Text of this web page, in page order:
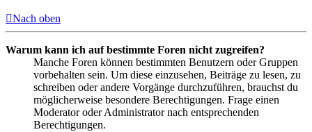
Nach oben
Warum kann ich auf bestimmte Foren nicht zugreifen?
Manche Foren können bestimmten Benutzern oder Gruppen
vorbehalten sein. Um diese einzusehen, Beiträge zu lesen, zu
schreiben oder andere Vorgänge durchzuführen, brauchst du
möglicherweise besondere Berechtigungen. Frage einen
Moderator oder Administrator nach entsprechenden
Berechtigungen.